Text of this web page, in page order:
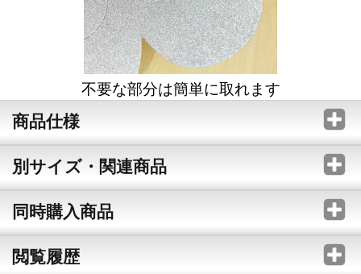
不要な部分は簡単に取れます
商品仕様
別サイズ・関連商品
同時購入商品
閲覧履歴